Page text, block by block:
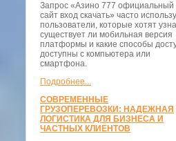
Запрос «Азино 777 официальный
сайт вход скачать» часто
пользователи, которые хотят
существует ли мобильная версия
платформы и какие способы
доступны с компьютера или
смартфона.
Подробнее...
СОВРЕМЕННЫЕ
ГРУЗОПЕРЕВОЗКИ: НАДЕЖНАЯ
ЛОГИСТИКА ДЛЯ БИЗНЕСА И
ЧАСТНЫХ КЛИЕНТОВ